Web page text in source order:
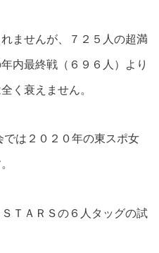
ませんが、７２５人の超満
内最終戦（６９６人）より
く衰えません。
は２０２０年の東スポ女
ＴＡＲＳの６人タッグの試